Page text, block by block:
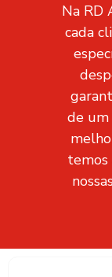
Na RD
cada
de
temos